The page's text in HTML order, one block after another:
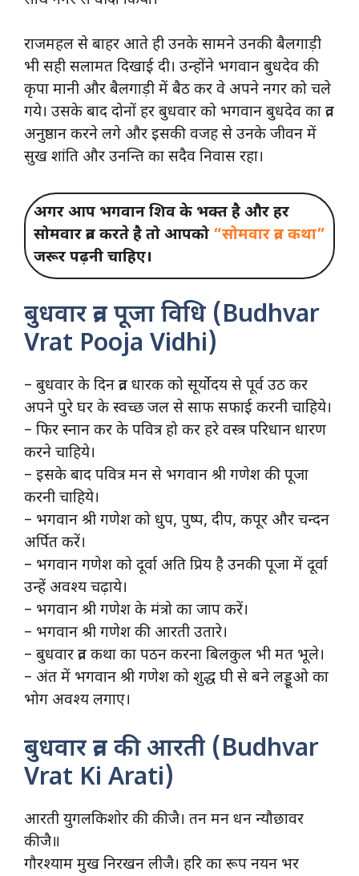
राजमहल से बाहर आते ही उनके सामने उनकी बैलगाड़ी
भी सही सलामत दिखाई दी। उन्होंने भगवान बुधदेव की
कृपा मानी और बैलगाड़ी में बैठ कर वे अपने नगर को चले
गये। उसके बाद दोनों हर बुधवार को भगवान बुधदेव का व्रत
अनुष्ठान करने लगे और इसकी वजह से उनके जीवन में
सुख शांति और उनन्ति का सदैव निवास रहा।
अगर आप भगवान शिव के भक्त है और हर
सोमवार व्रत करते है तो आपको “सोमवार व्रत कथा”
जरूर पढ़नी चाहिए।
बुधवार व्रत पूजा विधि (Budhvar
Vrat Pooja Vidhi)
– बुधवार के दिन व्रत धारक को सूर्योदय से पूर्व उठ कर
अपने पुरे घर के स्वच्छ जल से साफ सफाई करनी चाहिये।
– फिर स्नान कर के पवित्र हो कर हरे वस्त्र परिधान धारण
करने चाहिये।
– इसके बाद पवित्र मन से भगवान श्री गणेश की पूजा
करनी चाहिये।
– भगवान श्री गणेश को धुप, पुष्प, दीप, कपूर और चन्दन
अर्पित करें।
– भगवान गणेश को दूर्वा अति प्रिय है उनकी पूजा में दूर्वा
उन्हें अवश्य चढ़ाये।
– भगवान श्री गणेश के मंत्रो का जाप करें।
– भगवान श्री गणेश की आरती उतारे।
– बुधवार व्रत कथा का पठन करना बिलकुल भी मत भूले।
– अंत में भगवान श्री गणेश को शुद्ध घी से बने लड्डूओ का
भोग अवश्य लगाए।
बुधवार व्रत की आरती (Budhvar
Vrat Ki Arati)
आरती युगलकिशोर की कीजै। तन मन धन न्यौछावर
कीजै॥
गौरश्याम मुख निरखन लीजै। हरि का रूप नयन भर